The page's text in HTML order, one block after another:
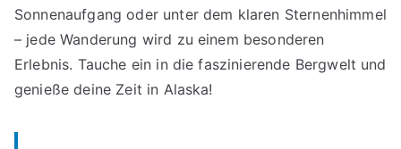
Sonnenaufgang oder unter dem klaren Sternenhimmel
– jede Wanderung wird zu einem besonderen
Erlebnis. Tauche ein in die faszinierende Bergwelt und
genieße deine Zeit in Alaska!